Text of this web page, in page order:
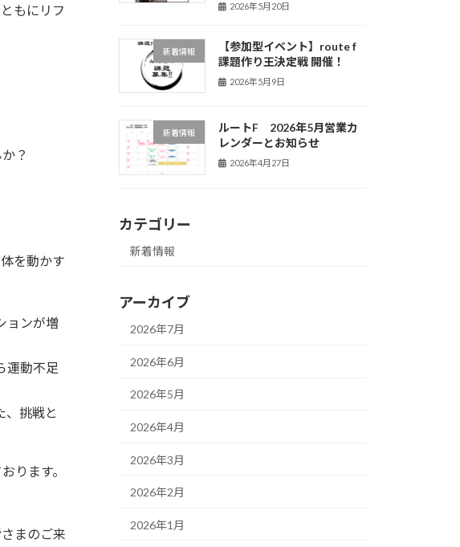
もにリフ
？
を動かす
ョンが増
運動不足
、挑戦と
ります。
まのご来
2026年5月20日
新着情報
【参加型イベント】route f
課題作り王決定戦 開催！
2026年5月9日
新着情報
ルートF 2026年5月営業カ
レンダーとお知らせ
2026年4月27日
カテゴリー
新着情報
アーカイブ
2026年7月
2026年6月
2026年5月
2026年4月
2026年3月
2026年2月
2026年1月